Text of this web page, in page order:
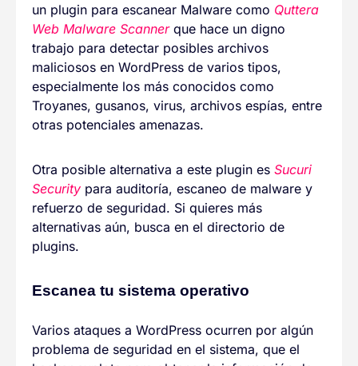
un plugin para escanear Malware como Quttera
Web Malware Scannerque hace un digno
trabajo para detectar posibles archivos
maliciosos en WordPress de varios tipos,
especialmente los más conocidos como
Troyanes, gusanos, virus, archivos espías, entre
otras potenciales amenazas.
Otra posible alternativa a este plugin esSucuri
Security para auditoría, escaneo de malware y
refuerzo de seguridad. Si quieres más
alternativas aún, busca en el directorio de
plugins.
Escanea tu sistema operativo
Varios ataques a WordPress ocurren por algún
problema de seguridad en el sistema, que el